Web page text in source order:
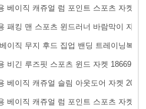
베이직 캐쥬얼 럼 포인트 스포츠 자켓
패킹 맨 스포츠 윈드러너 바람막이 자켓
이직 무지 후드 집업 밴딩 트레이닝복 세
비긴 루즈핏 스포츠 윈드 자켓 18669
베이직 캐쥬얼 슬림 아웃도어 자켓 2006
베이직 캐쥬얼 럼 포인트 스포츠 자켓